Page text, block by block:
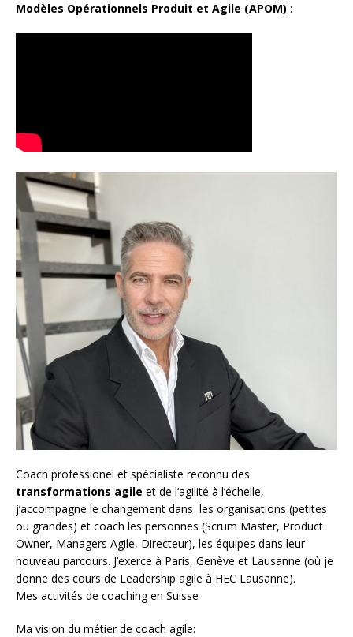
Modèles Opérationnels Produit et Agile (APOM) :
Coach professionel et spécialiste reconnu des
transformations agile et de l‘agilité à l’échelle,
j’accompagne le changement dans les organisations (petites
ou grandes) et coach les personnes (Scrum Master, Product
Owner, Managers Agile, Directeur), les équipes dans leur
nouveau parcours. J’exerce à Paris, Genève et Lausanne (où je
donne des cours de Leadership agile à HEC Lausanne).
Mes activités de coaching en Suisse
Ma vision du métier de coach agile: